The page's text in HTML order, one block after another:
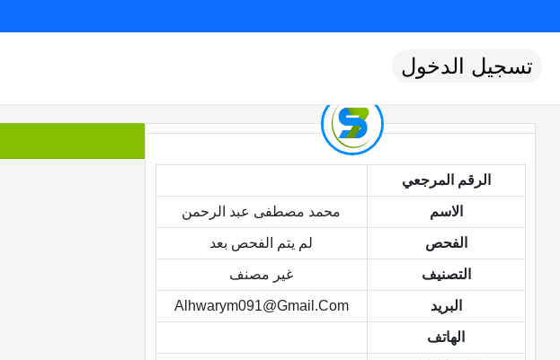
تسجيل الدخول
الرقم المرجعي
الاسم محمد مصطفى عبد الرحمن
الفحص لم يتم الفحص بعد
التصنيف غير مصنف
البريد Alhwarym091@gmail.com
الهاتف